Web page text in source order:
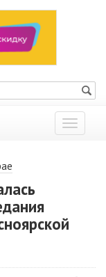
Показать
меню